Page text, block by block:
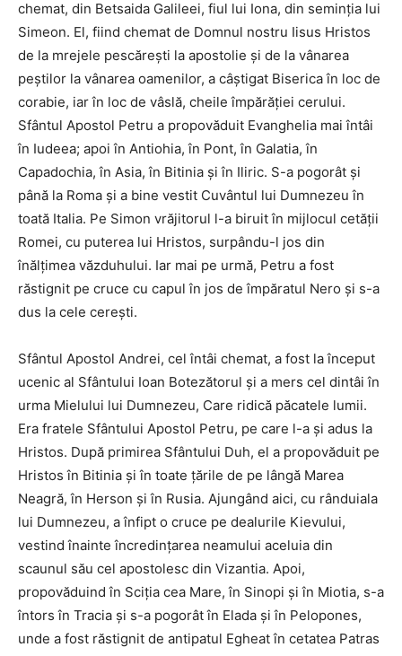
chemat, din Betsaida Galileei, fiul lui Iona, din seminţia lui
Simeon. El, fiind chemat de Domnul nostru Iisus Hristos
de la mrejele pescăreşti la apostolie şi de la vânarea
peştilor la vânarea oamenilor, a câştigat Biserica în loc de
corabie, iar în loc de vâslă, cheile împărăţiei cerului.
Sfântul Apostol Petru a propovăduit Evanghelia mai întâi
în Iudeea; apoi în Antiohia, în Pont, în Galatia, în
Capadochia, în Asia, în Bitinia şi în Iliric. S-a pogorât şi
până la Roma şi a bine vestit Cuvântul lui Dumnezeu în
toată Italia. Pe Simon vrăjitorul l-a biruit în mijlocul cetăţii
Romei, cu puterea lui Hristos, surpându-l jos din
înălţimea văzduhului. Iar mai pe urmă, Petru a fost
răstignit pe cruce cu capul în jos de împăratul Nero şi s-a
dus la cele cereşti.
Sfântul Apostol Andrei, cel întâi chemat, a fost la început
ucenic al Sfântului Ioan Botezătorul şi a mers cel dintâi în
urma Mielului lui Dumnezeu, Care ridică păcatele lumii.
Era fratele Sfântului Apostol Petru, pe care l-a şi adus la
Hristos. După primirea Sfântului Duh, el a propovăduit pe
Hristos în Bitinia şi în toate ţările de pe lângă Marea
Neagră, în Herson şi în Rusia. Ajungând aici, cu rânduiala
lui Dumnezeu, a înfipt o cruce pe dealurile Kievului,
vestind înainte încredinţarea neamului aceluia din
scaunul său cel apostolesc din Vizantia. Apoi,
propovăduind în Sciţia cea Mare, în Sinopi şi în Miotia, s-a
întors în Tracia şi s-a pogorât în Elada şi în Pelopones,
unde a fost răstignit de antipatul Egheat în cetatea Patras